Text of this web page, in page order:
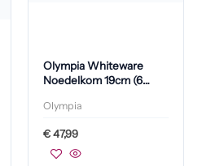
Olympia Whiteware
Noedelkom 19cm (6
Olympia
€47,99